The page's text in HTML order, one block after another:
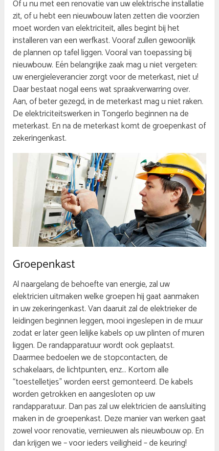
Of u nu met een renovatie van uw elektrische installatie
zit, of u hebt een nieuwbouw laten zetten die voorzien
moet worden van elektriciteit, alles begint bij het
installeren van een werfkast. Vooraf zullen gewoonlijk
de plannen op tafel liggen. Vooral van toepassing bij
nieuwbouw. Eén belangrijke zaak mag u niet vergeten:
uw energieleverancier zorgt voor de meterkast, niet u!
Daar bestaat nogal eens wat spraakverwarring over.
Aan, of beter gezegd, in de meterkast mag u niet raken.
De elektriciteitswerken in Tongerlo beginnen na de
meterkast. En na de meterkast komt de groepenkast of
zekeringenkast.
Groepenkast
Al naargelang de behoefte van energie, zal uw
elektricien uitmaken welke groepen hij gaat aanmaken
in uw zekeringenkast. Van daaruit zal de elektrieker de
leidingen beginnen leggen, mooi ingeslepen in de muur
zodat er later geen lelijke kabels op uw plinten of muren
liggen. De randapparatuur wordt ook geplaatst.
Daarmee bedoelen we de stopcontacten, de
schakelaars, de lichtpunten, enz… Kortom alle
“toestelletjes” worden eerst gemonteerd. De kabels
worden getrokken en aangesloten op uw
randapparatuur. Dan pas zal uw elektricien de aansluiting
maken in de groepenkast. Deze manier van werken gaat
zowel voor renovatie, vernieuwen als nieuwbouw op. En
dan krijgen we – voor ieders veiligheid – de keuring!